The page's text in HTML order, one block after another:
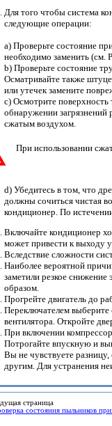
Для того чтобы система
следующие операции:
a) Проверьте состояние
необходимо заменить (см.
b) Проверьте состояние
Осматривайте также
или утечек замените
c) Осмотрите
обнаружении загрязнений
сжатым воздухом.
При использовании
d) Убедитесь в том, что
должны сочиться чистая
кондиционер. По
Включайте кондиционер
может привести к выходу
Вследствие сложности
Наиболее вероятной
заметили резкое
образом.
Прогрейте двигатель до
Переключателем
вентилятора. Откройте
При включении
Потрогайте впускную и
Вы не чувствуете
другим. Для устранения
страница
состояния пыльников